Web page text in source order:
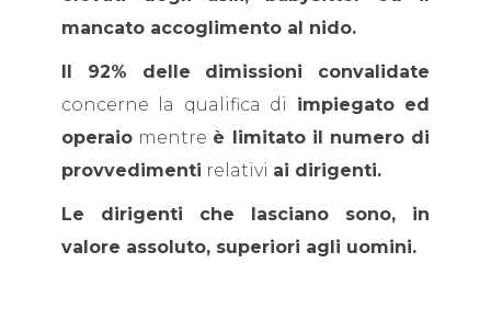
mancato accoglimento al nido.
Il 92% delle dimissioni convalidate
concerne la qualifica di impiegato ed
operaio mentre è limitato il numero di
provvedimenti relativi ai dirigenti.
Le dirigenti che lasciano sono, in
valore assoluto, superiori agli uomini.